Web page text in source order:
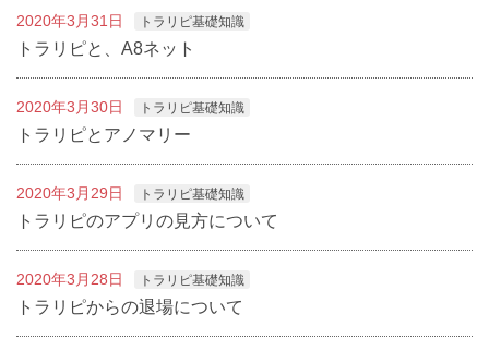
2020年3月31日 トラリピ基礎知識
トラリピと、A8ネット
2020年3月30日 トラリピ基礎知識
トラリピとアノマリー
2020年3月29日 トラリピ基礎知識
トラリピのアプリの見方について
2020年3月28日 トラリピ基礎知識
トラリピからの退場について